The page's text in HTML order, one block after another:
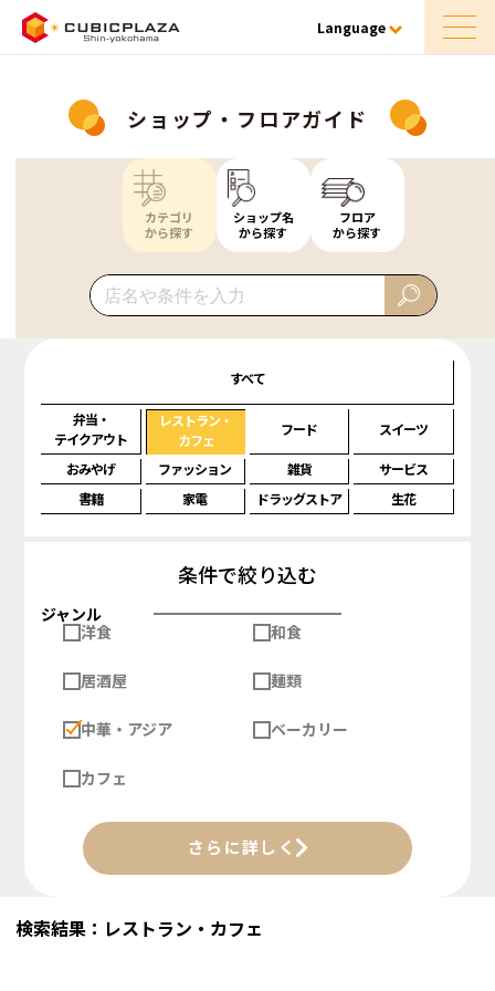
Language
ショップ・フロアガイド
カテゴリ
から探す
ショップ名
から探す
フロア
から探す
すべて
弁当・
テイクアウト
レストラン・
カフェ
フード スイーツ
おみやげ ファッション 雑貨
サービス
書籍
家電 ドラッグストア 生花
条件で絞り込む
ジャンル
洋食
和食
居酒屋 麺類
中華・アジア ベーカリー
カフェ
さらに詳しく
検索結果：レストラン・カフェ